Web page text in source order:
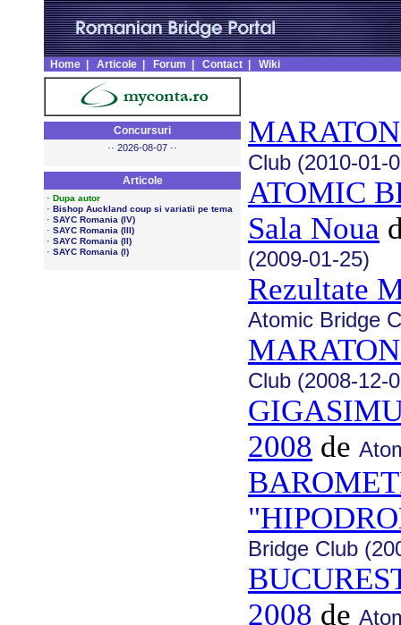
Home Articole Forum Contact Wiki
Concursuri
·· 2026-08-07 ··
Articole
· Dupa autor
· Bishop Auckland coup si variatii pe tema
· SAYC Romania (IV)
· SAYC Romania (III)
· SAYC Romania (II)
· SAYC Romania (I)
Club (2010-01-
ATOMIC
Sala Noua
(2009-01-25)
Rezultate
Atomic Bridge
Club (2008-12-
2008 de
Bridge Club
2008 de